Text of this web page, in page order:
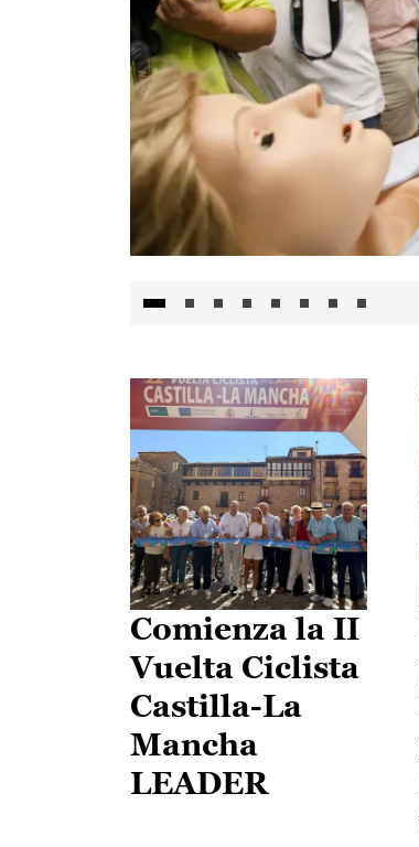
Comienza la II
Vuelta Ciclista
Castilla-La
Mancha
LEADER